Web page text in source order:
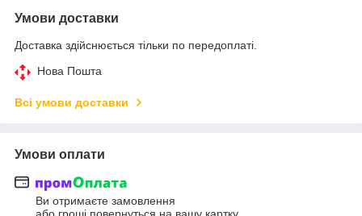
Умови доставки
Доставка здійснюється тільки по передоплаті.
Нова Пошта
Всі умови доставки
Умови оплати
Ви отримаєте замовлення